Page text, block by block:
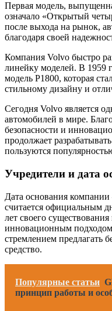
Первая модель,
означало «Открытый
после выхода на рынок,
благодаря своей
Компания Volvo быстро
линейку моделей. В 1959
модель P1800, которая
стильному дизайну и
Сегодня Volvo является
автомобилей в мире.
безопасности и
продолжает
пользуются
Учредители и дата
Дата основания компании
считается официальным
лет своего
инновационным подходом
стремлением предлагать
средство.
Популярные статьи
принцип работы и